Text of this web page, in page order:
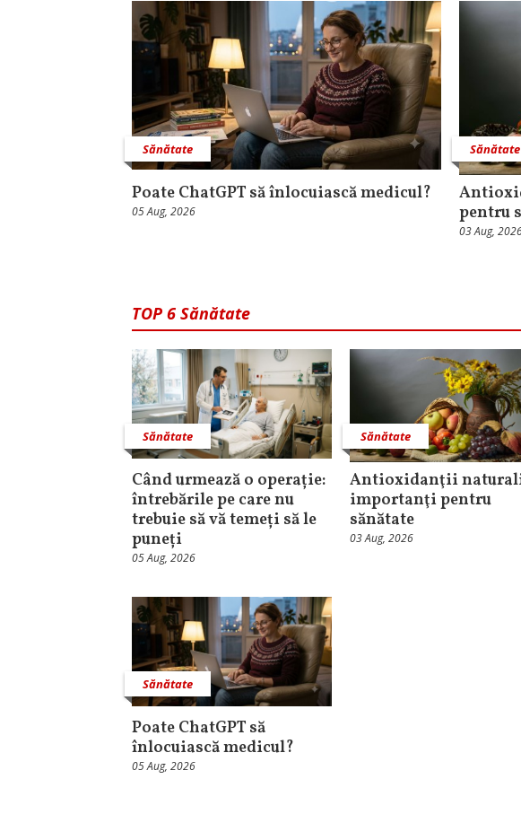
Sănătate
Poate ChatGPT să înlocuiască medicul?
05 Aug, 2026
Sănătate
pentru
03 Aug,
TOP 6 Sănătate
Sănătate
Când urmează o operație:
întrebările pe care nu
trebuie să vă temeți să le
puneți
05 Aug, 2026
Sănătate
Antioxidanţii
importanţi pentru
sănătate
03 Aug, 2026
Sănătate
Poate ChatGPT să
înlocuiască medicul?
05 Aug, 2026